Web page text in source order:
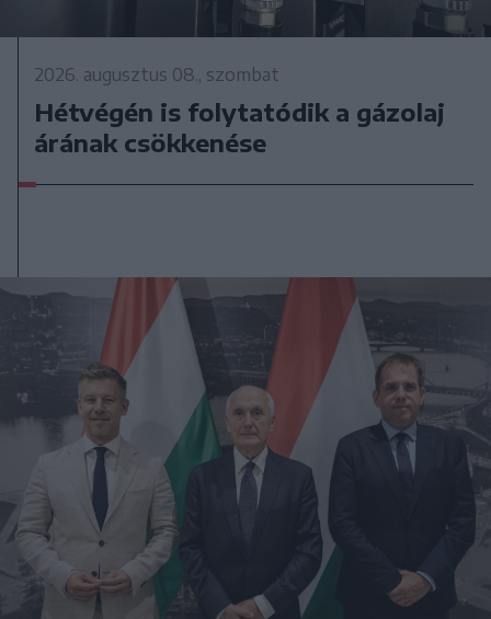
2026. augusztus 08., szombat
Hétvégén is folytatódik a gázolaj
árának csökkenése